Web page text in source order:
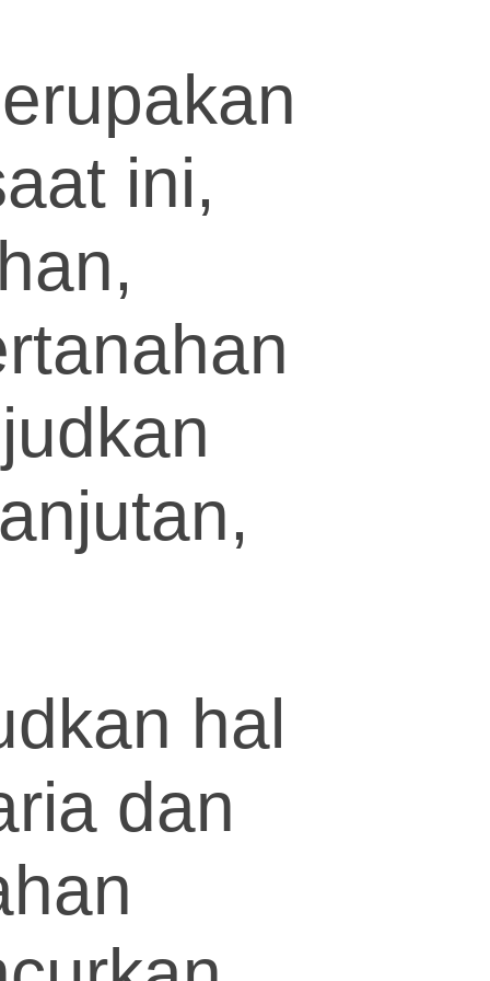
ini,
hal
dan